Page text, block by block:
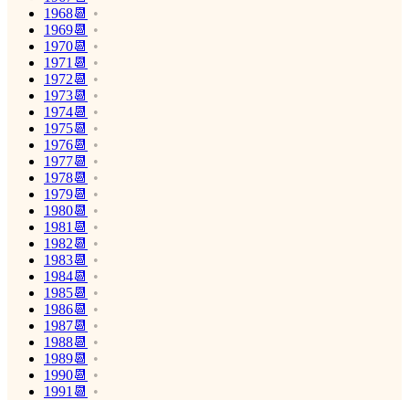
1968📆
1969📆
1970📆
1971📆
1972📆
1973📆
1974📆
1975📆
1976📆
1977📆
1978📆
1979📆
1980📆
1981📆
1982📆
1983📆
1984📆
1985📆
1986📆
1987📆
1988📆
1989📆
1990📆
1991📆